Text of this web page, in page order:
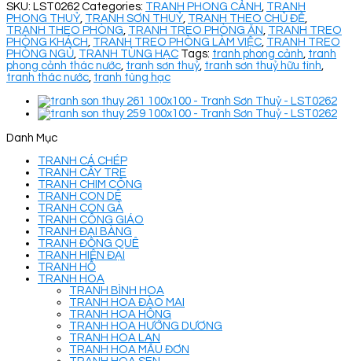
SKU: LST0262 Categories: TRANH PHONG CẢNH, TRANH
PHONG THUỶ, TRANH SƠN THUỶ, TRANH THEO CHỦ ĐỀ,
TRANH THEO PHÒNG, TRANH TREO PHÒNG ĂN, TRANH TREO
PHÒNG KHÁCH, TRANH TREO PHÒNG LÀM VIỆC, TRANH TREO
PHÒNG NGỦ, TRANH TÙNG HẠC Tags: tranh phong cảnh, tranh
phong cảnh thác nước, tranh sơn thuỷ, tranh sơn thuỷ hữu tình,
tranh thác nước, tranh tùng hạc
Danh Mục
TRANH CÁ CHÉP
TRANH CÂY TRE
TRANH CHIM CÔNG
TRANH CON DÊ
TRANH CON GÀ
TRANH CÔNG GIÁO
TRANH ĐẠI BÀNG
TRANH ĐỒNG QUÊ
TRANH HIỆN ĐẠI
TRANH HỔ
TRANH HOA
TRANH BÌNH HOA
TRANH HOA ĐÀO MAI
TRANH HOA HỒNG
TRANH HOA HƯỚNG DƯƠNG
TRANH HOA LAN
TRANH HOA MẪU ĐƠN